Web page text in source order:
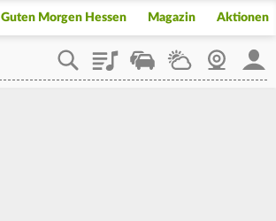
Guten Morgen Hessen Magazin Aktionen
PlaylistStaupilotWetterWebcam